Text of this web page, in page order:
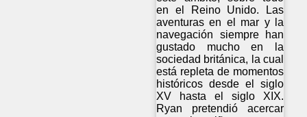
en el Reino Unido. Las
aventuras en el mar y la
navegación siempre han
gustado mucho en la
sociedad británica, la cual
está repleta de momentos
históricos desde el siglo
XV hasta el siglo XIX.
Ryan pretendió acercar